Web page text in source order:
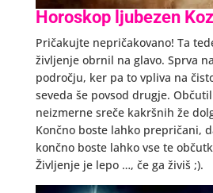
Horoskop ljubezen
Pričakujte nepričakovano! Ta
življenje obrnil na glavo. Sprva
področju, ker pa to vpliva na
seveda še povsod drugje.
neizmerne sreče kakršnih že
Končno boste lahko prepričani,
končno boste lahko vse te
Življenje je lepo …, če ga živiš ;).